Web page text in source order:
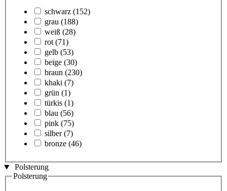
schwarz (152)
grau (188)
weiß (28)
rot (71)
gelb (53)
beige (30)
braun (230)
khaki (7)
grün (1)
türkis (1)
blau (56)
pink (75)
silber (7)
bronze (46)
Polsterung
Polsterung